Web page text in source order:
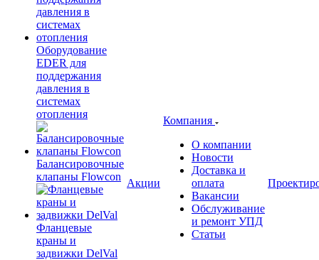
Оборудование
EDER для
поддержания
давления в
системах
отопления
Балансировочные
клапаны Flowcon
Фланцевые
краны и
задвижки DelVal
Акции
Компания
О компании
Новости
Доставка и
оплата
Вакансии
Обслуживание
и ремонт УПД
Статьи